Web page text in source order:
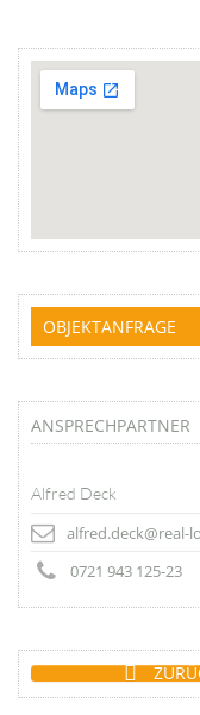
OBJEKTANFRAGE
ANSPRECHPARTNER
Alfred Deck
alfred.deck@real-
0721 943 125-23